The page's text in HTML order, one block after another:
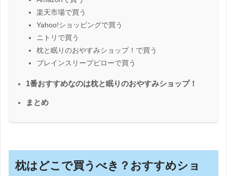
楽天市場で買う
Yahoo!ショッピングで買う
ニトリで買う
枕と眠りのおやすみショップ！で買う
ブレインスリープピローで買う
1番おすすめなのは枕と眠りのおやすみショップ！
まとめ
枕はどこで買うべき？おすすめショ